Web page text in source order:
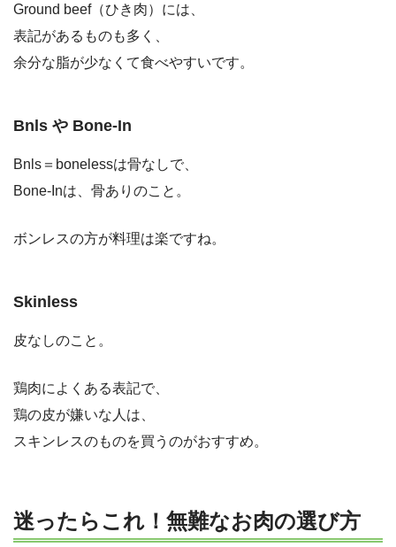
Ground beef（ひき肉）には、
表記があるものも多く、
余分な脂が少なくて食べやすいです。
Bnls や Bone-In
Bnls＝bonelessは骨なしで、
Bone-Inは、骨ありのこと。
ボンレスの方が料理は楽ですね。
Skinless
皮なしのこと。
鶏肉によくある表記で、
鶏の皮が嫌いな人は、
スキンレスのものを買うのがおすすめ。
迷ったらこれ！無難なお肉の選び方